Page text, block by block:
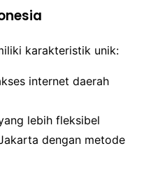
karakteristik unik:
internet daerah
lebih fleksibel
dengan metode